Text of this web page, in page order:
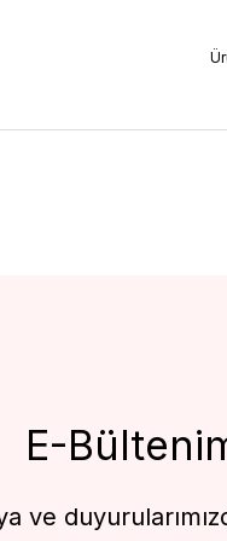
E-
ve